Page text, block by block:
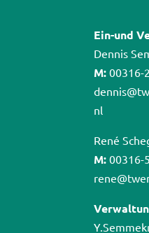
Ein-und
Dennis
M: 00316-
nl
René
M: 00316-